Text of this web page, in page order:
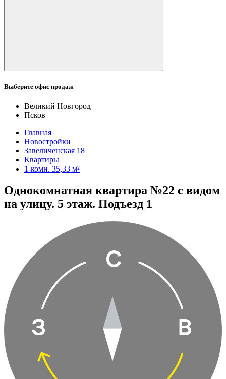
Выберите офис продаж
Великий Новгород
Псков
Главная
Новостройки
Завеличенская 18
Квартиры
1-комн. 35,33 м²
Однокомнатная квартира №22 с видом
на улицу. 5 этаж. Подъезд 1